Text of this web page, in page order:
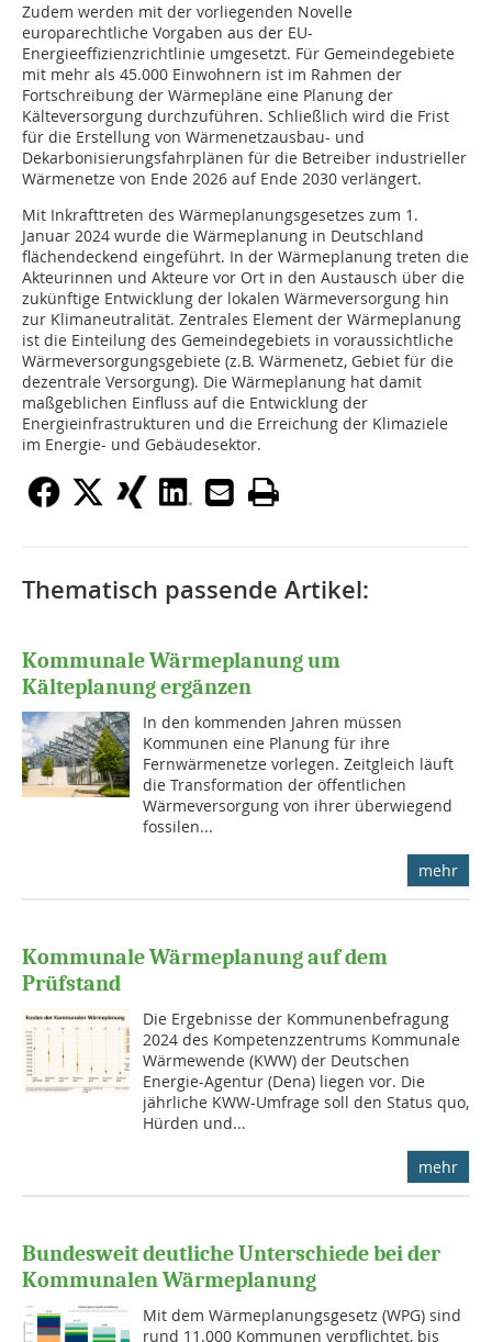
Zudem werden mit der vorliegenden Novelle
europarechtliche Vorgaben aus der EU-
Energieeffizienzrichtlinie umgesetzt. Für Gemeindegebiete
mit mehr als 45.000 Einwohnern ist im Rahmen der
Fortschreibung der Wärmepläne eine Planung der
Kälteversorgung durchzuführen. Schließlich wird die Frist
für die Erstellung von Wärmenetzausbau- und
Dekarbonisierungsfahrplänen für die Betreiber industrieller
Wärmenetze von Ende 2026 auf Ende 2030 verlängert.
Mit Inkrafttreten des Wärmeplanungsgesetzes zum 1.
Januar 2024 wurde die Wärmeplanung in Deutschland
flächendeckend eingeführt. In der Wärmeplanung treten die
Akteurinnen und Akteure vor Ort in den Austausch über die
zukünftige Entwicklung der lokalen Wärmeversorgung hin
zur Klimaneutralität. Zentrales Element der Wärmeplanung
ist die Einteilung des Gemeindegebiets in voraussichtliche
Wärmeversorgungsgebiete (z.B. Wärmenetz, Gebiet für die
dezentrale Versorgung). Die Wärmeplanung hat damit
maßgeblichen Einfluss auf die Entwicklung der
Energieinfrastrukturen und die Erreichung der Klimaziele
im Energie- und Gebäudesektor.
Thematisch passende Artikel:
Kommunale Wärmeplanung um
Kälteplanung ergänzen
In den kommenden Jahren müssen
Kommunen eine Planung für ihre
Fernwärmenetze vorlegen. Zeitgleich läuft
die Transformation der öffentlichen
Wärmeversorgung von ihrer überwiegend
fossilen...
mehr
Kommunale Wärmeplanung auf dem
Prüfstand
Die Ergebnisse der Kommunenbefragung
2024 des Kompetenzzentrums Kommunale
Wärmewende (KWW) der Deutschen
Energie-Agentur (Dena) liegen vor. Die
jährliche KWW-Umfrage soll den Status quo,
Hürden und...
mehr
Bundesweit deutliche Unterschiede bei der
Kommunalen Wärmeplanung
Mit dem Wärmeplanungsgesetz (WPG) sind
rund 11.000 Kommunen verpflichtet, bis